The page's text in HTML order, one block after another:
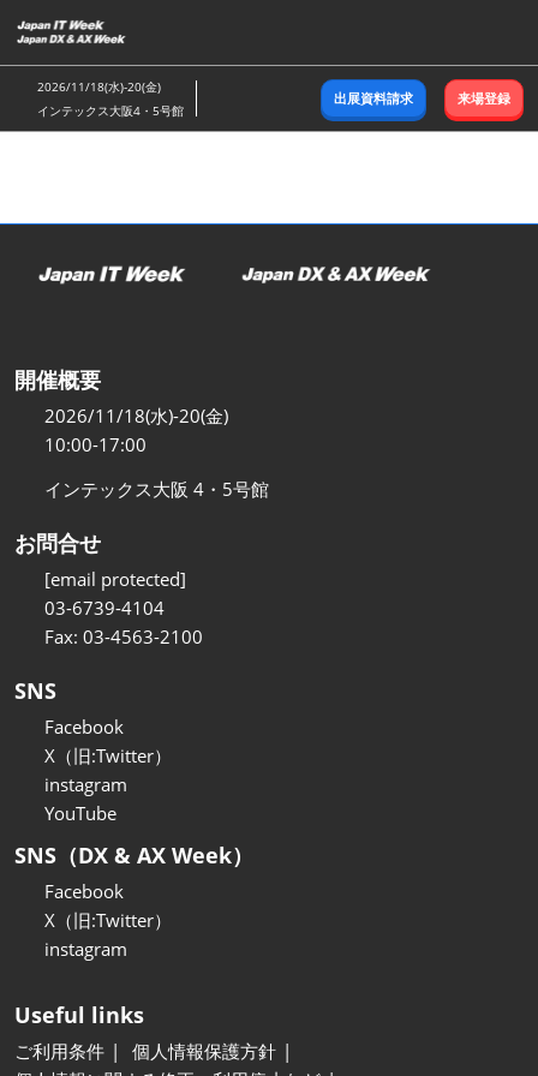
キ
ッ
し
む
2026/11/18(水)-20(金)
インテックス大阪4・5号館
出展資料請求 来場登録
開催概要
2026/11/18(水)-20(金)
10:00-17:00
インテックス大阪 4・5号館
お問合せ
[email protected]
03-6739-4104
Fax: 03-4563-2100
SNS
Facebook
X（旧:Twitter）
instagram
YouTube
SNS（DX & AX Week）
Facebook
X（旧:Twitter）
instagram
Useful links
ご利用条件
個人情報保護方針